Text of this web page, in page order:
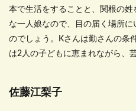
本で生活をすることと、関根の姓
な一人娘なので、目の届く場所
のでしょう。
Kさんは勤さんの条
は2人の子どもに恵まれながら、
佐藤江梨子